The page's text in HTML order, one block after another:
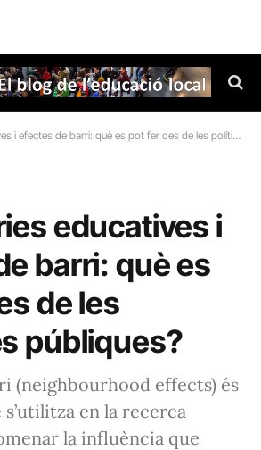
de barri: què es pot fer des de les polítiques públiques?
educatives i
barri: què es
de les
públiques?
(neighbourhood effects) és
s’utilitza en la recerca
la influència que